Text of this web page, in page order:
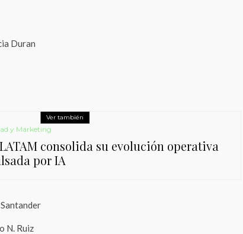
Duran
Ver también
y Marketing
consolida su evolución operativa
por IA
N. Ruiz